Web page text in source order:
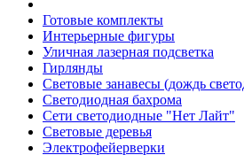
Готовые комплекты
Интерьерные фигуры
Уличная лазерная подсветка
Гирлянды
Световые занавесы (дождь
Светодиодная бахрома
Сети светодиодные "Нет Лайт"
Световые деревья
Электрофейерверки